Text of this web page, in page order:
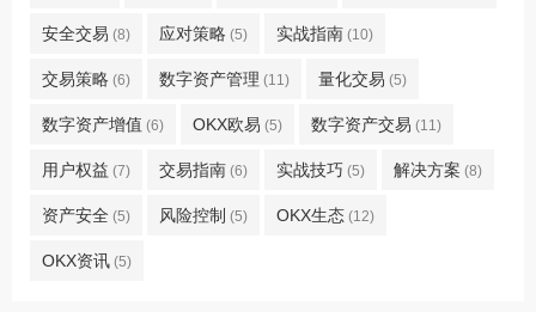
安全交易 (8) 应对策略 (5) 实战指南 (10)
交易策略 (6) 数字资产管理 (11) 量化交易 (5)
数字资产增值 (6) OKX欧易 (5) 数字资产交易 (11)
用户权益 (7) 交易指南 (6) 实战技巧 (5) 解决方案 (8)
资产安全 (5) 风险控制 (5) OKX生态 (12)
OKX资讯 (5)